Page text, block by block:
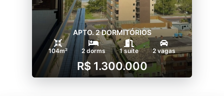
APTO. 2 DORMITÓRIOS
104m² 2 dorms 1 suíte 2 vagas
R$ 1.300.000